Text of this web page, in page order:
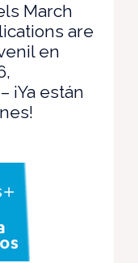
March
are
en
¡Ya están